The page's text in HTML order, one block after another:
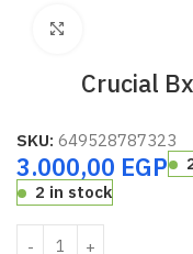
Crucial
SKU: 649528787323
3.000,00 EGP
2 in stock